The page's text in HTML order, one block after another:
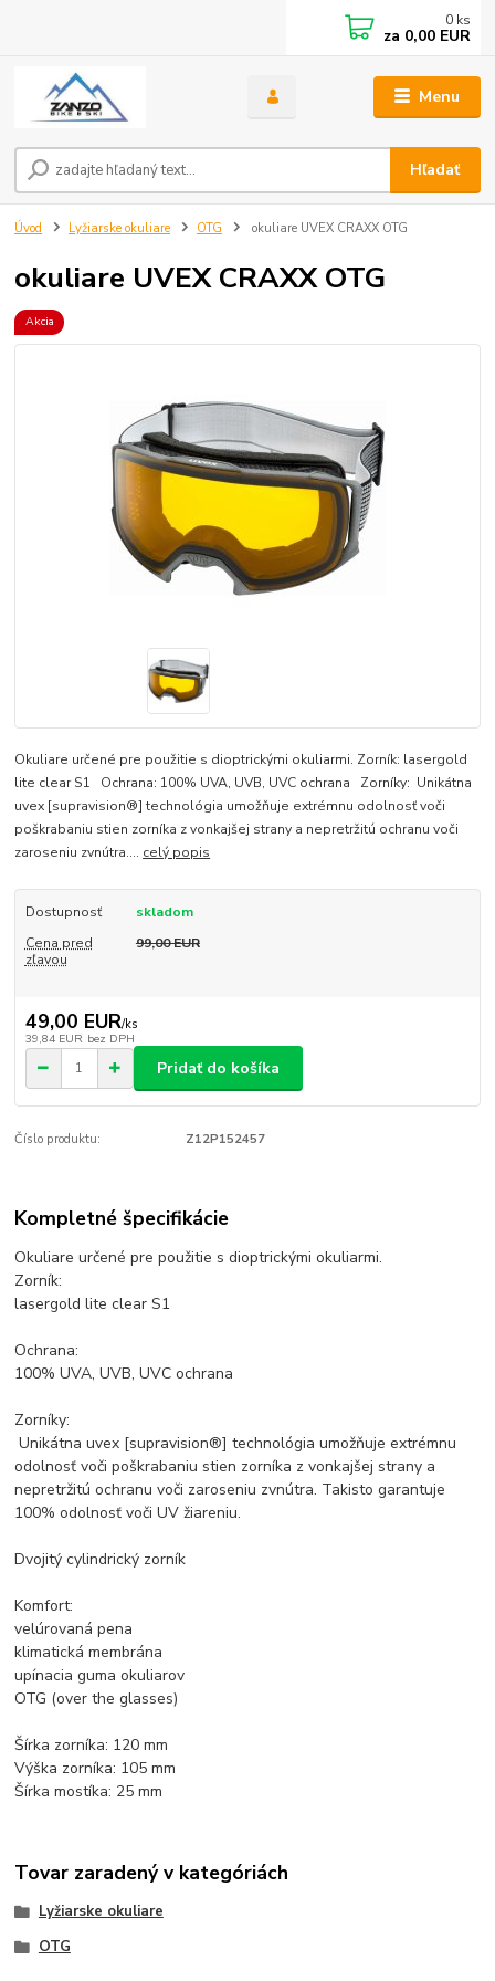
Menu
Hľadať
0 ks
za 0,00 EUR
Úvod Lyžiarske okuliare OTG okuliare UVEX CRAXX OTG
okuliare UVEX CRAXX OTG
Akcia
Okuliare určené pre použitie s dioptrickými okuliarmi. Zorník: lasergold
lite clear S1 Ochrana: 100% UVA, UVB, UVC ochrana Zorníky: Unikátna
uvex [supravision®] technológia umožňuje extrémnu odolnosť voči
poškrabaniu stien zorníka z vonkajšej strany a nepretržitú ochranu voči
zaroseniu zvnútra.... celý popis
Dostupnosť
skladom
Cena pred
zľavou
99,00 EUR
49,00 EUR/ks
39,84 EUR bez DPH
Pridať do košíka
Číslo produktu: Z12P152457
Kompletné špecifikácie
Okuliare určené pre použitie s dioptrickými okuliarmi.
Zorník:
lasergold lite clear S1
Ochrana:
100% UVA, UVB, UVC ochrana
Zorníky:
Unikátna uvex [supravision®] technológia umožňuje extrémnu
odolnosť voči poškrabaniu stien zorníka z vonkajšej strany a
nepretržitú ochranu voči zaroseniu zvnútra. Takisto garantuje
100% odolnosť voči UV žiareniu.
Dvojitý cylindrický zorník
Komfort:
velúrovaná pena
klimatická membrána
upínacia guma okuliarov
OTG (over the glasses)
Šírka zorníka: 120 mm
Výška zorníka: 105 mm
Šírka mostíka: 25 mm
Tovar zaradený v kategóriách
Lyžiarske okuliare
OTG